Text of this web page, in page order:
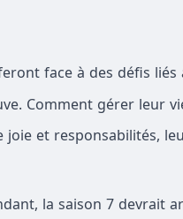
face à des défis
Comment gérer leur
joie et responsabilités,
la saison 7 devrait